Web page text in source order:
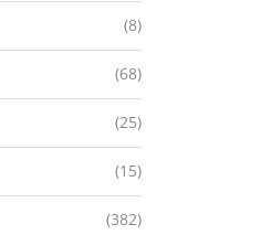
(8)
(68)
(25)
(15)
(382)